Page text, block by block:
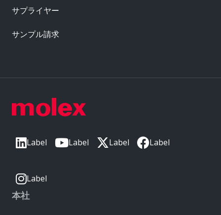
Label Label Label Label
Label
本社
サプライヤー
サンプル請求